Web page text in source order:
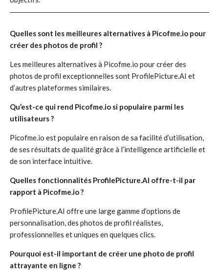
Quelles sont les meilleures alternatives à Picofme.io pour
créer des photos de profil ?
Les meilleures alternatives à Picofme.io pour créer des
photos de profil exceptionnelles sont ProfilePicture.AI et
d’autres plateformes similaires.
Qu’est-ce qui rend Picofme.io si populaire parmi les
utilisateurs ?
Picofme.io est populaire en raison de sa facilité d’utilisation,
de ses résultats de qualité grâce à l’intelligence artificielle et
de son interface intuitive.
Quelles fonctionnalités ProfilePicture.AI offre-t-il par
rapport à Picofme.io ?
ProfilePicture.AI offre une large gamme d’options de
personnalisation, des photos de profil réalistes,
professionnelles et uniques en quelques clics.
Pourquoi est-il important de créer une photo de profil
attrayante en ligne ?